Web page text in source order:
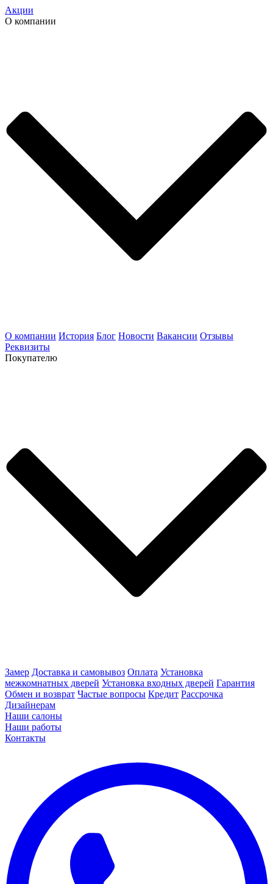
Акции
О компании
О компании История Блог Новости Вакансии Отзывы
Реквизиты
Покупателю
Замер Доставка и самовывоз Оплата Установка
межкомнатных дверей Установка входных дверей Гарантия
Обмен и возврат Частые вопросы Кредит Рассрочка
Дизайнерам
Наши салоны
Наши работы
Контакты